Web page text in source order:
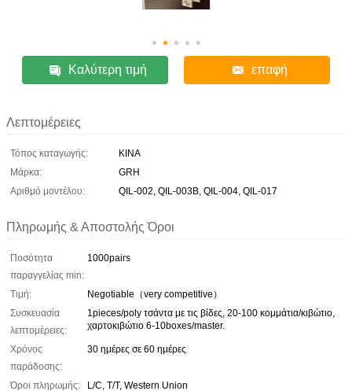
Καλύτερη τιμή επαφή
Λεπτομέρειες
Τόπος καταγωγής:
ΚΙΝΑ
Μάρκα:
GRH
Αριθμό μοντέλου:
QIL-002, QIL-003B, QIL-004, QIL-017
Πληρωμής & Αποστολής Όροι
Ποσότητα
παραγγελίας min:
1000pairs
Τιμή:
Negotiable（very competitive）
Συσκευασία
λεπτομέρειες:
1pieces/poly τσάντα με τις βίδες, 20-100 κομμάτια/κιβώτιο,
χαρτοκιβώτιο 6-10boxes/master.
Χρόνος
παράδοσης:
30 ημέρες σε 60 ημέρες
Όροι πληρωμής:
L/C, T/T, Western Union